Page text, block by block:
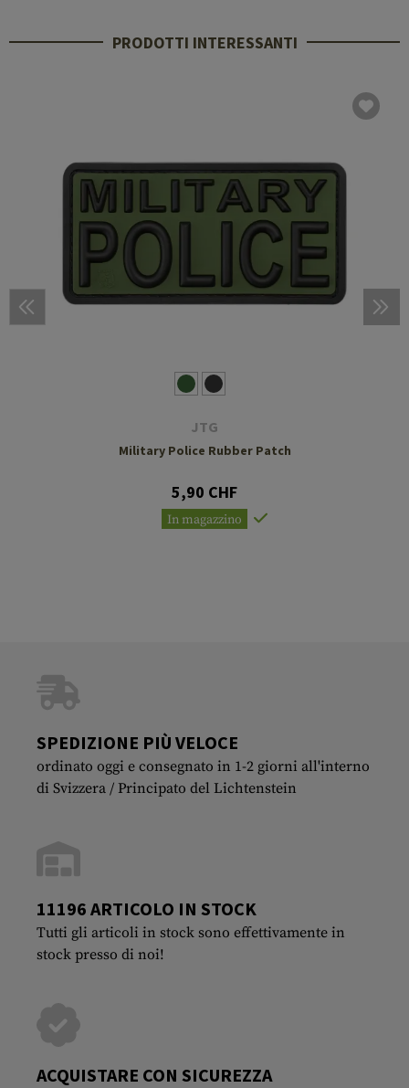
PRODOTTI INTERESSANTI
JTG
Military Police Rubber Patch
5,90 CHF
In magazzino
SPEDIZIONE PIÙ VELOCE
ordinato oggi e consegnato in 1-2 giorni all'interno
di Svizzera / Principato del Lichtenstein
11196 ARTICOLO IN STOCK
Tutti gli articoli in stock sono effettivamente in
stock presso di noi!
ACQUISTARE CON SICUREZZA